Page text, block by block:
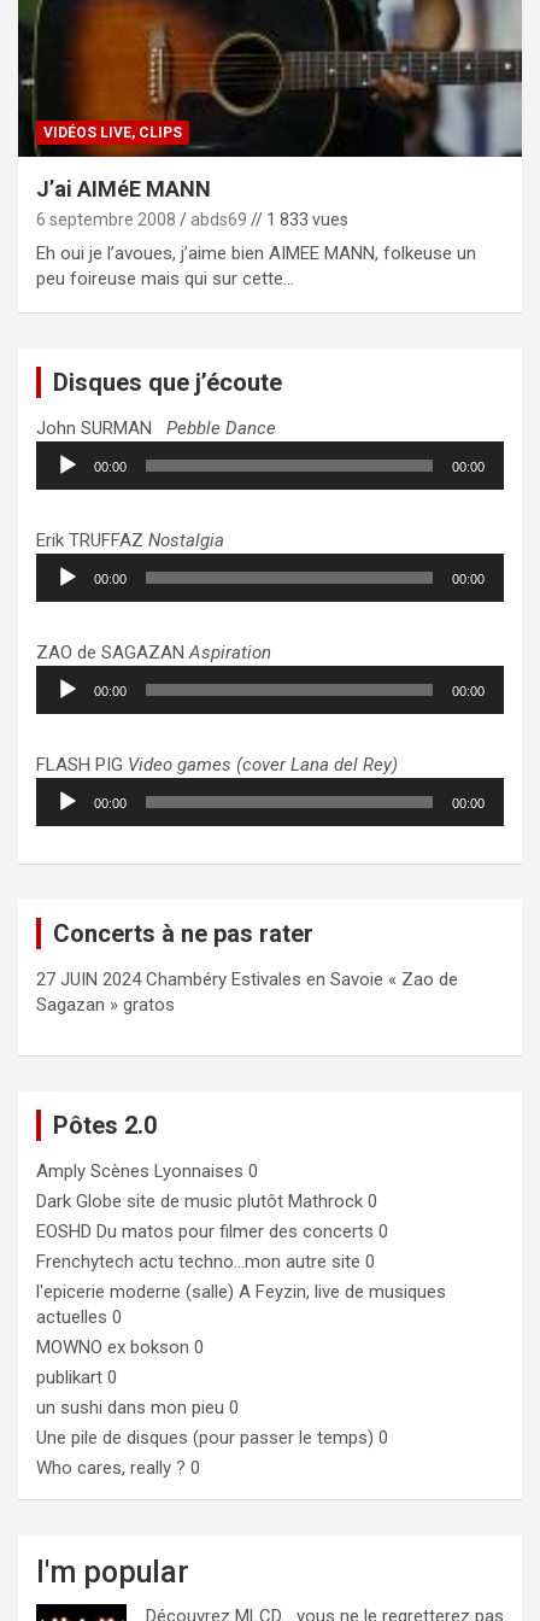
VIDÉOS LIVE, CLIPS
J’ai AIMéE MANN
6 septembre 2008 abds69 // 1 833 vues
Eh oui je l’avoues, j’aime bien AIMEE MANN, folkeuse un
peu foireuse mais qui sur cette…
Disques que j’écoute
John SURMAN Pebble Dance
Lecteur
audio
00:00 00:00
Erik TRUFFAZ Nostalgia
Lecteur
audio
00:00 00:00
ZAO de SAGAZANAspiration
Lecteur
audio
00:00 00:00
FLASH PIG Video games (cover Lana del Rey)
Lecteur
audio
00:00 00:00
Concerts à ne pas rater
27 JUIN 2024 Chambéry Estivales en Savoie « Zao de
Sagazan » gratos
Pôtes 2.0
Amply Scènes Lyonnaises 0
Dark Globe site de music plutôt Mathrock 0
EOSHD Du matos pour filmer des concerts 0
Frenchytech actu techno…mon autre site 0
l'epicerie moderne (salle) A Feyzin, live de musiques
actuelles 0
MOWNO ex bokson 0
publikart 0
un sushi dans mon pieu 0
Une pile de disques (pour passer le temps) 0
Who cares, really ? 0
I'm popular
Découvrez MLCD… vous ne le regretterez pas